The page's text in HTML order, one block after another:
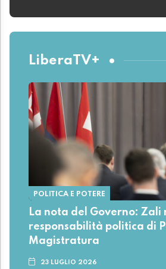
LiberaTV+
POLITICA E POTERE
La nota del Governo: Zali
responsabilità politica di
Magistratura
23 LUGLIO 2026